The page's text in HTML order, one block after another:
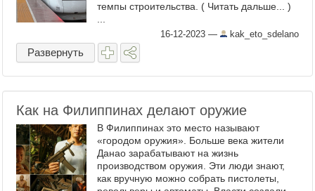
темпы строительства. ( Читать дальше... )
16-12-2023 — kak_eto_sdelano
Развернуть
Как на Филиппинах делают оружие
В Филиппинах это место называют
«городом оружия». Больше века жители
Данао зарабатывают на жизнь
производством оружия. Эти люди знают,
как вручную можно собрать пистолеты,